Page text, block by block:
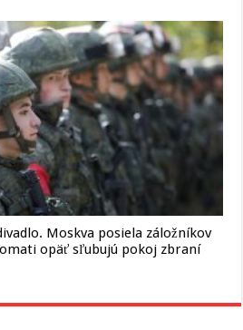
Moskva posiela záložníkov
opäť sľubujú pokoj zbraní